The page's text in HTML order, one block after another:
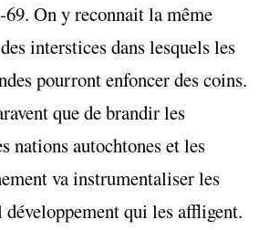
On y reconnait la même
interstices dans lesquels les
pourront enfoncer des coins.
que de brandir les
nations autochtones et les
va instrumentaliser les
qui les affligent.